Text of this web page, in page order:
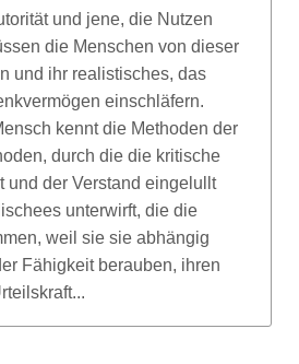
und jene, die Nutzen
die Menschen von dieser
und ihr realistisches, das
einschläfern.
kennt die Methoden der
durch die die kritische
und der Verstand eingelullt
unterwirft, die die
weil sie sie abhängig
Fähigkeit berauben, ihren